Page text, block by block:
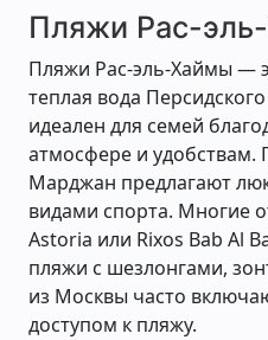
Пляжи Рас-
Пляжи Рас-эль-Хаймы —
теплая вода
идеален для семей
атмосфере и удобствам.
Марджан предлагают
видами спорта. Многие
Astoria или Rixos Bab Al
пляжи с шезлонгами,
из Москвы часто
доступом к пляжу.